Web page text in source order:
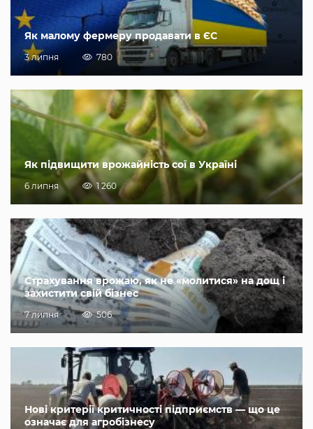
Як малому фермеру продавати в ЄС
3 липня 780
Як підвищити врожайність сої в Україні
6 липня 1 260
Страхування врожаю, як не «молитися» на дощ і
захистити свій бізнес
7 липня 506
Нові критерії критичності підприємств — що це
означає для агробізнесу